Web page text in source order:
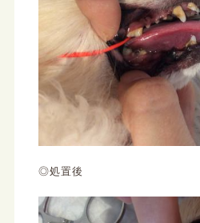
◎処置後